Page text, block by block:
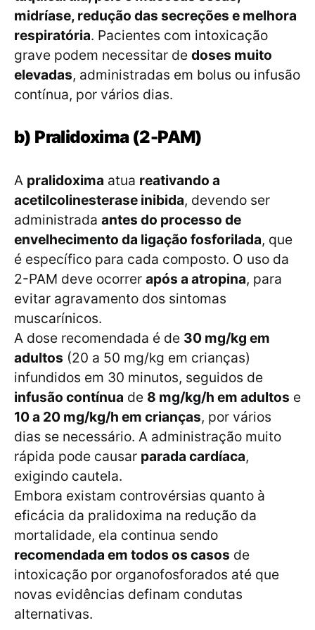
midríase, redução das secreções e melhora
respiratória. Pacientes com intoxicação
grave podem necessitar de doses muito
elevadas, administradas em bolus ou infusão
contínua, por vários dias.
b) Pralidoxima (2-PAM)
A pralidoxima atua reativando a
acetilcolinesterase inibida, devendo ser
administrada antes do processo de
envelhecimento da ligação fosforilada, que
é específico para cada composto. O uso da
2-PAM deve ocorrer após a atropina, para
evitar agravamento dos sintomas
muscarínicos.
A dose recomendada é de 30 mg/kg em
adultos (20 a 50 mg/kg em crianças)
infundidos em 30 minutos, seguidos de
infusão contínua de 8 mg/kg/h em adultos e
10 a 20 mg/kg/h em crianças, por vários
dias se necessário. A administração muito
rápida pode causar parada cardíaca,
exigindo cautela.
Embora existam controvérsias quanto à
eficácia da pralidoxima na redução da
mortalidade, ela continua sendo
recomendada em todos os casos de
intoxicação por organofosforados até que
novas evidências definam condutas
alternativas.